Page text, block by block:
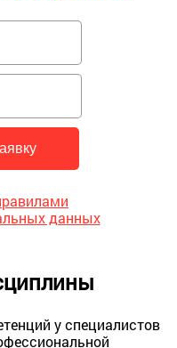
данных
у специалистов